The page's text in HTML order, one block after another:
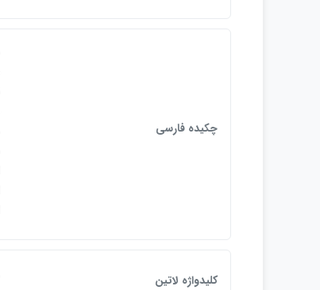
چكيده فارسي
كليدواژه لاتين